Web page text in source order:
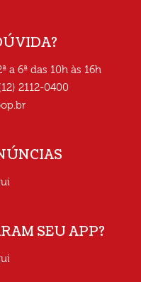
a 6ª das 10h às 16h
2112-0400
SEU APP?